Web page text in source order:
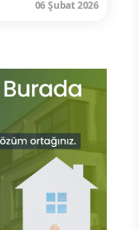
06 Şubat 2026